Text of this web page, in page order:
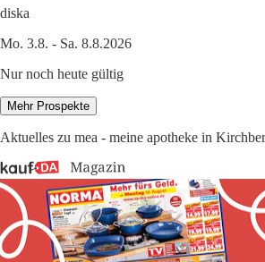
diska
Mo. 3.8. - Sa. 8.8.2026
Nur noch heute gültig
Mehr Prospekte
Aktuelles zu mea - meine apotheke in